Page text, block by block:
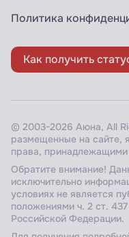
Политика
Как получить
© 2003-2026 Аюна, All
размещенные на сайте,
права,
Обратите внимание!
исключительно
условиях не является
положениями ч. 2 ст.
Российской Федерации.